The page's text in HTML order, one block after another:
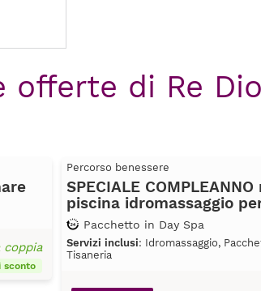
di Re
coppia
sconto
Percorso benessere
SPECIALE
piscina idromassaggio
Pacchetto in Day Spa
Servizi inclusi: Idromassaggio,
Tisaneria